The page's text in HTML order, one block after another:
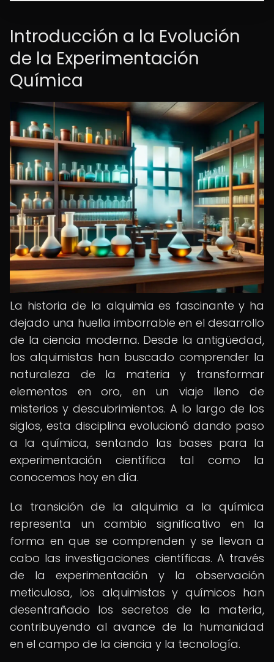
Introducción a la Evolución
de la Experimentación
Química
La historia de la alquimia es fascinante y ha
dejado una huella imborrable en el desarrollo
de la ciencia moderna. Desde la antigüedad,
los alquimistas han buscado comprender la
naturaleza de la materia y transformar
elementos en oro, en un viaje lleno de
misterios y descubrimientos. A lo largo de los
siglos, esta disciplina evolucionó dando paso
a la química, sentando las bases para la
experimentación científica tal como la
conocemos hoy en día.
La transición de la alquimia a la química
representa un cambio significativo en la
forma en que se comprenden y se llevan a
cabo las investigaciones científicas. A través
de la experimentación y la observación
meticulosa, los alquimistas y químicos han
desentrañado los secretos de la materia,
contribuyendo al avance de la humanidad
en el campo de la ciencia y la tecnología.